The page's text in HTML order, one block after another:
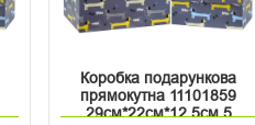
Коробка подарункова
прямокутна 11101859
29см*22см*12.5см 5